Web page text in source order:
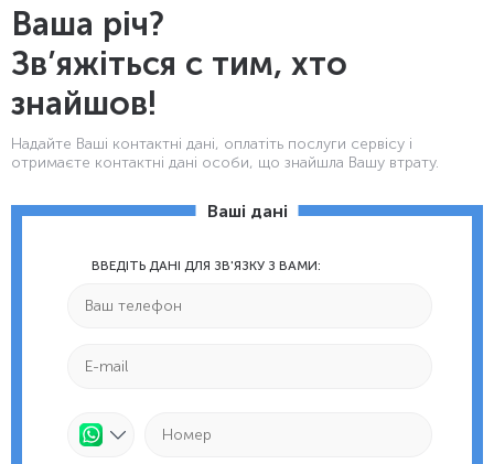
Ваша річ?
Зв’яжіться с тим, хто
знайшов!
Надайте Ваші контактнi дані, оплатіть послуги сервісу і
отримаєте контактні дані особи, що знайшла Вашу втрату.
Ваші дані
ВВЕДІТЬ ДАНІ ДЛЯ ЗВ'ЯЗКУ З ВАМИ: